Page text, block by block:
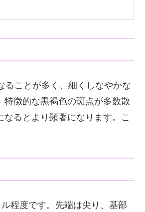
ることが多く、細くしなやかな
徴的な黒褐色の斑点が多数散
るとより顕著になります。こ
程度です。先端は尖り、基部